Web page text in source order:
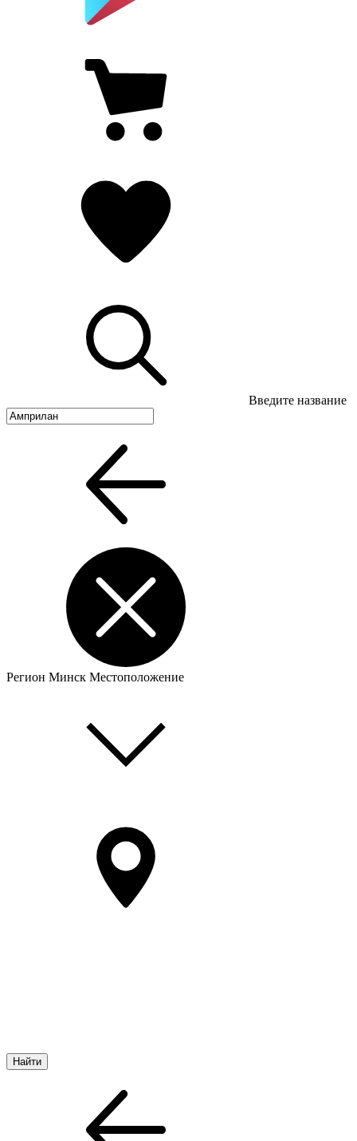
Введите название
Регион Минск Местоположение